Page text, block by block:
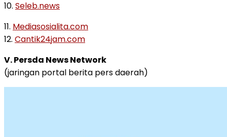
10. Seleb.news
11. Mediasosialita.com
12. Cantik24jam.com
V. Persda News Network
(jaringan portal berita pers daerah)